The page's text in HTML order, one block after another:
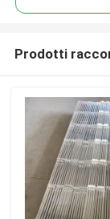
Prodotti